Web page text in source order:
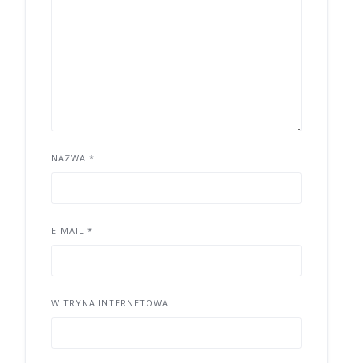
NAZWA *
E-MAIL *
WITRYNA INTERNETOWA